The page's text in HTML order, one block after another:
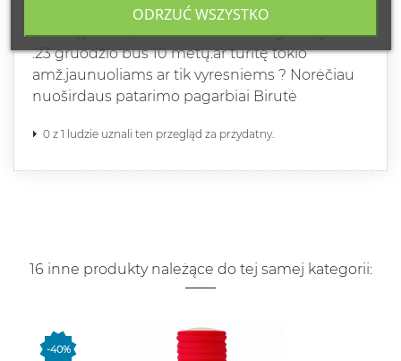
Ką pasiūlytumėte berniukui 10 m ,tamsių
plaukų,judrus , futbolininkasir mergaitei gimtad
.23 gruodžio bus 10 metų.ar turitę tokio
amž.jaunuoliams ar tik vyresniems ? Norėčiau
nuoširdaus patarimo pagarbiai Birutė
0 z 1 ludzie uznali ten przegląd za przydatny.
16 inne produkty należące do tej samej kategorii:
-40%
ODRZUĆ WSZYSTKO